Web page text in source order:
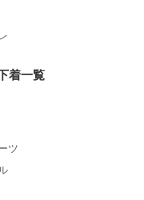
着一覧
ツ